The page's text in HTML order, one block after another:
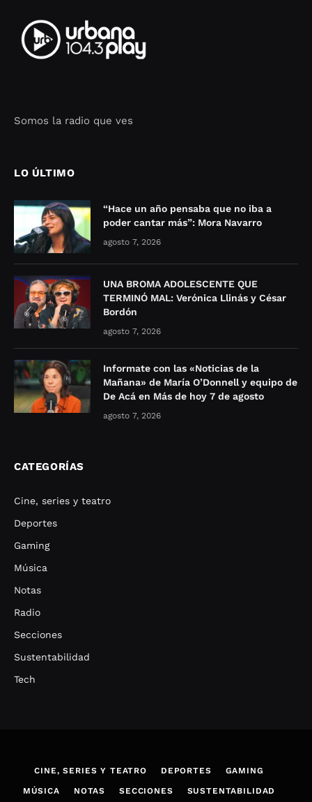
Somos la radio que ves
LO ÚLTIMO
“Hace un año pensaba que no iba a
poder cantar más”: Mora Navarro
agosto 7, 2026
UNA BROMA ADOLESCENTE QUE
TERMINÓ MAL: Verónica Llinás y César
Bordón
agosto 7, 2026
Informate con las «Noticias de la
Mañana» de María O’Donnell y equipo de
De Acá en Más de hoy 7 de agosto
agosto 7, 2026
CATEGORÍAS
Cine, series y teatro
Deportes
Gaming
Música
Notas
Radio
Secciones
Sustentabilidad
Tech
CINE, SERIES Y TEATRO DEPORTES GAMING
MÚSICA NOTAS SECCIONES SUSTENTABILIDAD